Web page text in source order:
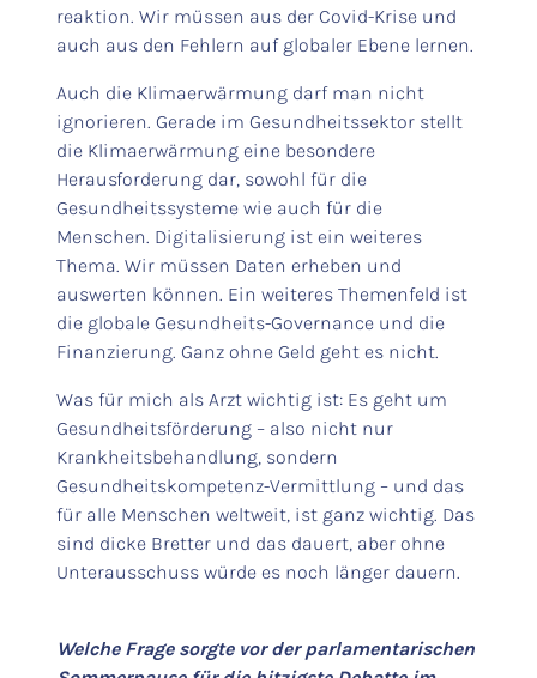
reaktion. Wir müssen aus der Covid-Krise und
auch aus den Fehlern auf globaler Ebene lernen.
Auch die Klimaerwärmung darf man nicht
ignorieren. Gerade im Gesundheitssektor stellt
die Klimaerwärmung eine besondere
Herausforderung dar, sowohl für die
Gesundheitssysteme wie auch für die
Menschen. Digitalisierung ist ein weiteres
Thema. Wir müssen Daten erheben und
auswerten können. Ein weiteres Themenfeld ist
die globale Gesundheits-Governance und die
Finanzierung. Ganz ohne Geld geht es nicht.
Was für mich als Arzt wichtig ist: Es geht um
Gesundheitsförderung – also nicht nur
Krankheitsbehandlung, sondern
Gesundheitskompetenz-Vermittlung – und das
für alle Menschen weltweit, ist ganz wichtig. Das
sind dicke Bretter und das dauert, aber ohne
Unterausschuss würde es noch länger dauern.
Welche Frage sorgte vor der parlamentarischen